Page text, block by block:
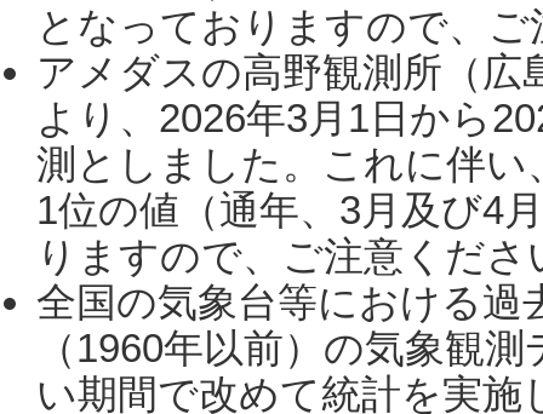
となっておりますので、
アメダスの高野観測所（
より、2026年3月1日から
測としました。これに伴い
1位の値（通年、3月及び4
りますので、ご注意くだ
全国の気象台等における過
（1960年以前）の気象観
い期間で改めて統計を実